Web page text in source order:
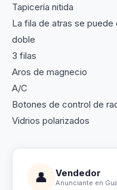
Tapicería nitida
La fila de atras se puede
doble
3 filas
Aros de magnecio
A/C
Botones de control de
Vidrios polarizados
👤 Vendedor
Anunciante en